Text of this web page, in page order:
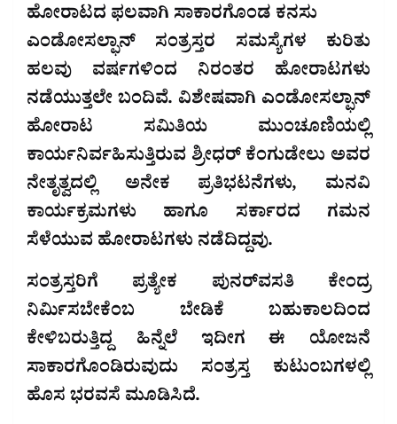
ಹೋರಾಟದ ಫಲವಾಗಿ ಸಾಕಾರಗೊಂಡ ಕನಸು
ಎಂಡೋಸಲ್ಫಾನ್ ಸಂತ್ರಸ್ತರ ಸಮಸ್ಯೆಗಳ ಕುರಿತು
ಹಲವು ವರ್ಷಗಳಿಂದ ನಿರಂತರ ಹೋರಾಟಗಳು
ನಡೆಯುತ್ತಲೇ ಬಂದಿವೆ. ವಿಶೇಷವಾಗಿ ಎಂಡೋಸಲ್ಫಾನ್
ಹೋರಾಟ ಸಮಿತಿಯ ಮುಂಚೂಣಿಯಲ್ಲಿ
ಕಾರ್ಯನಿರ್ವಹಿಸುತ್ತಿರುವ ಶ್ರೀಧರ್ ಕೆಂಗುಡೇಲು ಅವರ
ನೇತೃತ್ವದಲ್ಲಿ ಅನೇಕ ಪ್ರತಿಭಟನೆಗಳು, ಮನವಿ
ಕಾರ್ಯಕ್ರಮಗಳು ಹಾಗೂ ಸರ್ಕಾರದ ಗಮನ
ಸೆಳೆಯುವ ಹೋರಾಟಗಳು ನಡೆದಿದ್ದವು.
ಸಂತ್ರಸ್ತರಿಗೆ ಪ್ರತ್ಯೇಕ ಪುನರ್‌ವಸತಿ ಕೇಂದ್ರ
ನಿರ್ಮಿಸಬೇಕೆಂಬ ಬೇಡಿಕೆ ಬಹುಕಾಲದಿಂದ
ಕೇಳಿಬರುತ್ತಿದ್ದ ಹಿನ್ನೆಲೆ ಇದೀಗ ಈ ಯೋಜನೆ
ಸಾಕಾರಗೊಂಡಿರುವುದು ಸಂತ್ರಸ್ತ ಕುಟುಂಬಗಳಲ್ಲಿ
ಹೊಸ ಭರವಸೆ ಮೂಡಿಸಿದೆ.